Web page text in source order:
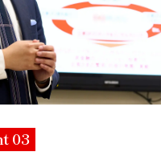
社員インタビュー
キャリア形成
クロストーク
若手同期座談会
03